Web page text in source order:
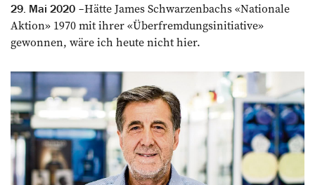
29. Mai 2020
Hätte James Schwarzenbachs «Natio­nale
Aktion» 1970 mit ihrer «Überfremdungsinitiative»
gewonnen, wäre ich heute nicht hier.